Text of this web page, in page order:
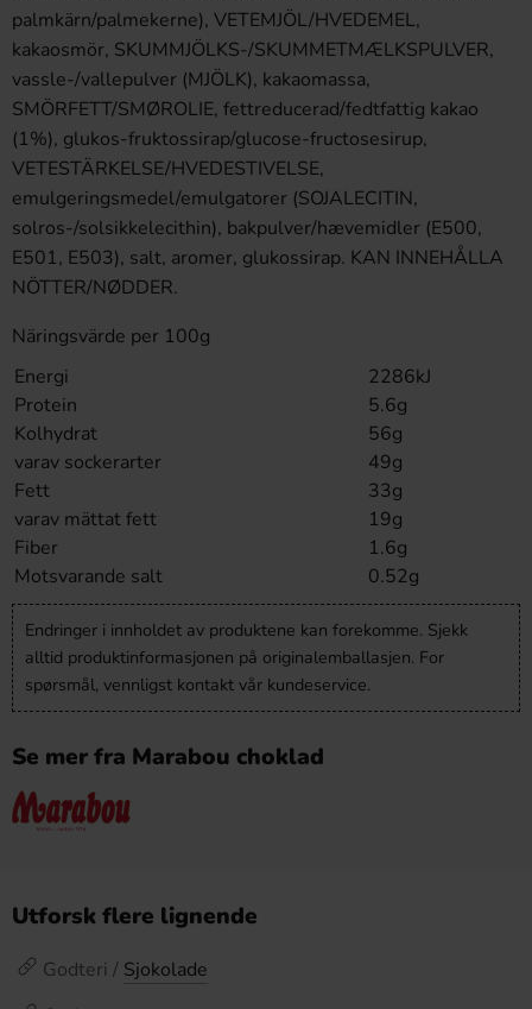
palmkärn/palmekerne), VETEMJÖL/HVEDEMEL,
kakaosmör, SKUMMJÖLKS-/SKUMMETMÆLKSPULVER,
vassle-/vallepulver (MJÖLK), kakaomassa,
SMÖRFETT/SMØROLIE, fettreducerad/fedtfattig kakao
(1%), glukos-fruktossirap/glucose-fructosesirup,
VETESTÄRKELSE/HVEDESTIVELSE,
emulgeringsmedel/emulgatorer (SOJALECITIN,
solros-/solsikkelecithin), bakpulver/hævemidler (E500,
E501, E503), salt, aromer, glukossirap. KAN INNEHÅLLA
NÖTTER/NØDDER.
Näringsvärde per 100g
Energi
2286kJ
Protein
5.6g
Kolhydrat
56g
varav sockerarter
49g
Fett
33g
varav mättat fett
19g
Fiber
1.6g
Motsvarande salt
0.52g
Endringer i innholdet av produktene kan forekomme. Sjekk
alltid produktinformasjonen på originalemballasjen. For
spørsmål, vennligst kontakt vår kundeservice.
Se mer fra Marabou choklad
Utforsk flere lignende
Godteri / Sjokolade